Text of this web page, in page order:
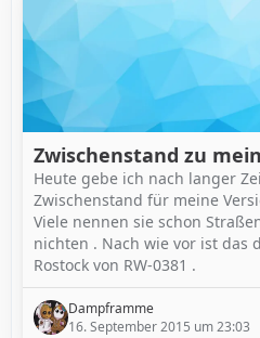
Zwischenstand zu
Heute gebe ich nach langer
Zwischenstand für meine
Viele nennen sie schon
nichten . Nach wie vor ist das
Rostock von RW-0381 .
Dampframme
16. September 2015 um 23:03